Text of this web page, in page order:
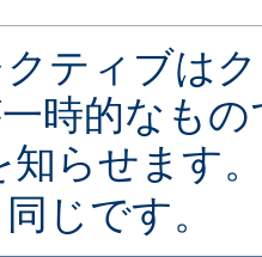
ティブは
時的なも
知らせます
じです。